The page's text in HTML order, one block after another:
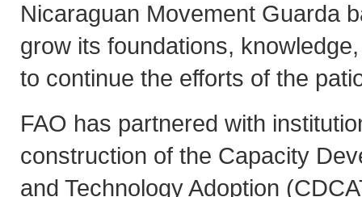
Nicaraguan Movement Guarda
grow its foundations,
to continue the efforts of the
FAO has partnered with
construction of the Capacity
and Technology Adoption